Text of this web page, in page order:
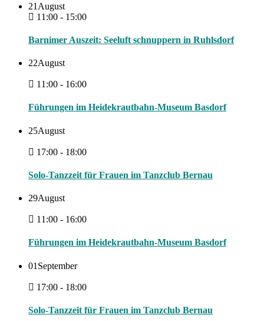
21 August
11:00 - 15:00
Barnimer Auszeit: Seeluft schnuppern in Ruhlsdorf
22August
11:00 - 16:00
Führungen im Heidekrautbahn-Museum Basdorf
25August
17:00 - 18:00
Solo-Tanzzeit für Frauen im Tanzclub Bernau
29August
11:00 - 16:00
Führungen im Heidekrautbahn-Museum Basdorf
01 September
17:00 - 18:00
Solo-Tanzzeit für Frauen im Tanzclub Bernau